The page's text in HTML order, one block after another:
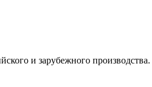
и зарубежного производства.